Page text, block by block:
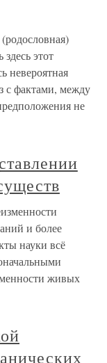
этот
невероятная
с фактами, между
не
и более
науки всё
живых